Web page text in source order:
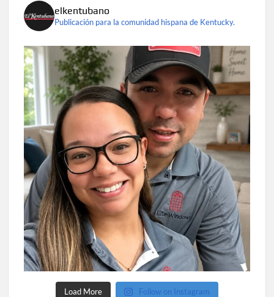
elkentubano
Publicación para la comunidad hispana de Kentucky.
Load More Follow on Instagram